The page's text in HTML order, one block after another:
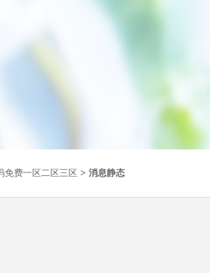
免费一区二区三区 > 消息静态